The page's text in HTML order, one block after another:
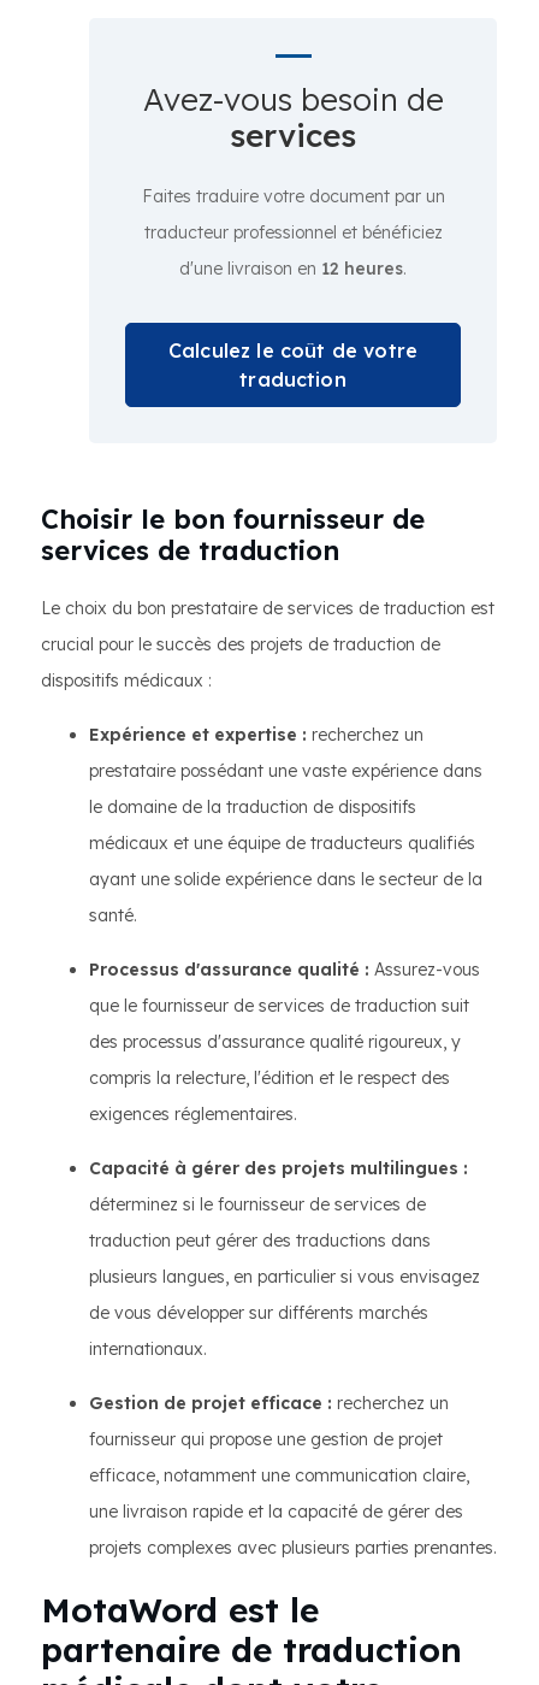
Avez-vous besoin de
services
Faites traduire votre document par un
traducteur professionnel et bénéficiez
d'une livraison en 12 heures.
Calculez le coût de votre
traduction
Choisir le bon fournisseur de
services de traduction
Le choix du bon prestataire de services de traduction est
crucial pour le succès des projets de traduction de
dispositifs médicaux :
Expérience et expertise : recherchez un
prestataire possédant une vaste expérience dans
le domaine de la traduction de dispositifs
médicaux et une équipe de traducteurs qualifiés
ayant une solide expérience dans le secteur de la
santé.
Processus d'assurance qualité : Assurez-vous
que le fournisseur de services de traduction suit
des processus d'assurance qualité rigoureux, y
compris la relecture, l'édition et le respect des
exigences réglementaires.
Capacité à gérer des projets multilingues :
déterminez si le fournisseur de services de
traduction peut gérer des traductions dans
plusieurs langues, en particulier si vous envisagez
de vous développer sur différents marchés
internationaux.
Gestion de projet efficace : recherchez un
fournisseur qui propose une gestion de projet
efficace, notamment une communication claire,
une livraison rapide et la capacité de gérer des
projets complexes avec plusieurs parties prenantes.
MotaWord est le
partenaire de traduction